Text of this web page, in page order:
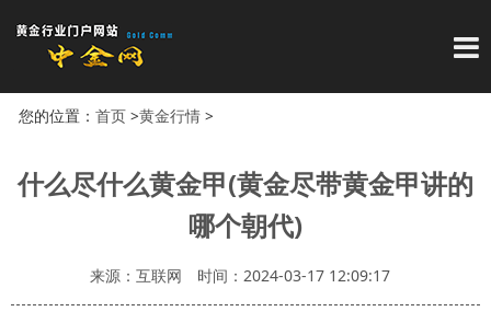
导
您的位置： 首页>黄金行情>
什么尽什么黄金甲(黄金尽带黄金甲讲的
哪个朝代)
来源：互联网 时间：2024-03-17 12:09:17